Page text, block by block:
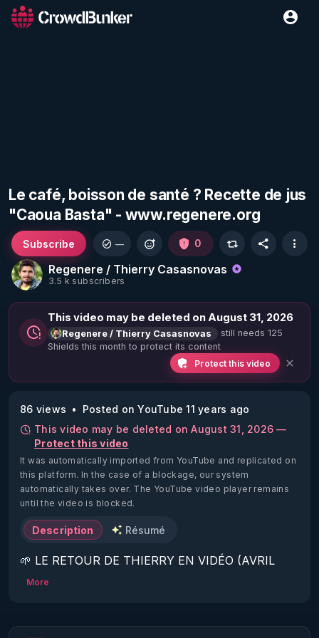
Le café, boisson de santé ? Recette de jus
"Caoua Basta" - www.regenere.org
Regenere / Thierry Casasnovas
3.5 k subscribers
Subscribe — 0
This video may be deleted on August 31, 2026
Regenere / Thierry Casasnovas
still needs 125
Shields this month to protect its content
Protect this video
86 views
Posted on YouTube 11 years ago
This video may be deleted on August 31, 2026 —
Protect this video
It was automatically imported from YouTube and replicated on
this platform. In the case of a blockage, our system
automatically takes over. The YouTube video player remains
until the video is blocked.
Description Résumé
🌱 LE RETOUR DE THIERRY EN VIDÉO (AVRIL
2022)!
https://www.rgnr.fr/presentation.html
More